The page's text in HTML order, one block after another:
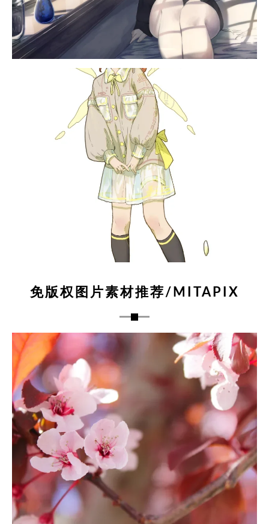
免版权图片素材推荐/MITAPIX